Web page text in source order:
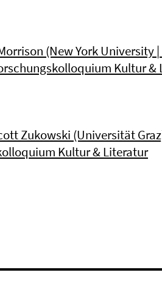
(New York University |
Kultur &
Zukowski (Universität
Kultur & Literatur